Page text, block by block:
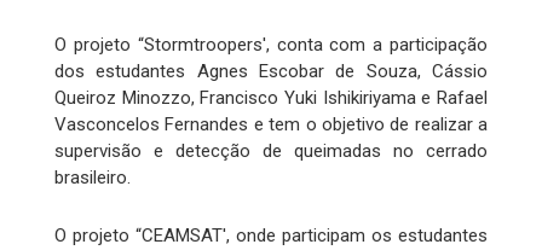
O projeto “Stormtroopers', conta com a participação
dos estudantes Agnes Escobar de Souza, Cássio
Queiroz Minozzo, Francisco Yuki Ishikiriyama e Rafael
Vasconcelos Fernandes e tem o objetivo de realizar a
supervisão e detecção de queimadas no cerrado
brasileiro.
O projeto “CEAMSAT', onde participam os estudantes